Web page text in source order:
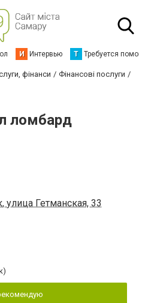
И Интервью Т Требуется
фінанси
Фінансові послуги
ломбард
Гетманская, 33